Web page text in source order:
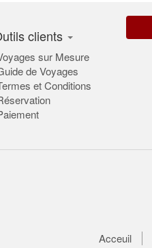
clients
sur Mesure
de Voyages
et Conditions
Acceuil